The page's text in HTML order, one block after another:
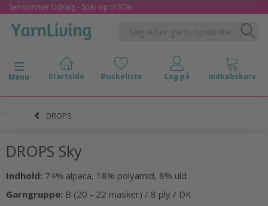
Sensommer Udsalg - Spar op til 50%
Skifte navigation
Menu
DROPS
DROPS Sky
Indhold: 74% alpaca, 18% polyamid, 8% uld
Garngruppe: B (20 - 22 masker) / 8 ply / DK